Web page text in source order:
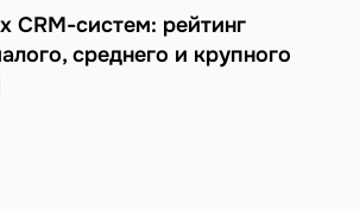
CRM-систем: рейтинг
среднего и крупного